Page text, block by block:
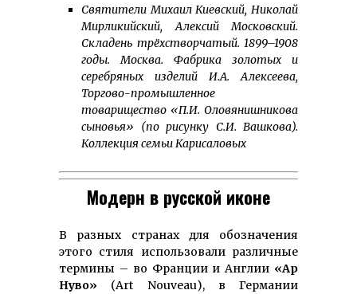
Святители Михаил Киевский, Николай
Мирликийский, Алексий Московский.
Складень трёхстворчатый. 1899–1908
годы. Москва. Фабрика золотых и
серебряных изделий И.А. Алексеева,
Торгово-промышленное
товарищество «П.И. Оловянишникова
сыновья» (по рисунку С.И. Вашкова).
Коллекция семьи Карисаловых
Модерн в русской иконе
В разных странах для обозначения
этого стиля использовали различные
термины – во Франции и Англии «Ар
Нуво» (Art Nouveau), в Германии